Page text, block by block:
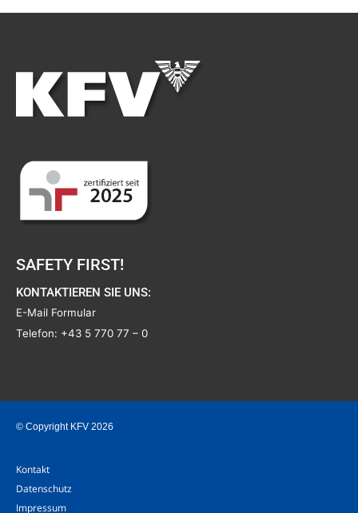
SAFETY FIRST!
KONTAKTIEREN SIE UNS:
E-Mail Formular
Telefon: +43 5 770 77 – 0
© Copyright KFV 2026
Kontakt
Datenschutz
Impressum